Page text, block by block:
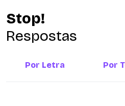
Stop!
Respostas
Por Letra Por